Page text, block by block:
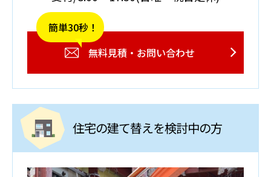
簡単30秒！
無料見積・お問い合わせ
住宅の建て替えを検討中の方